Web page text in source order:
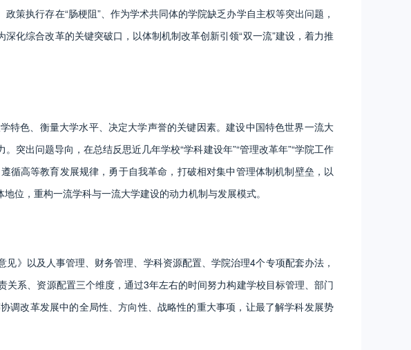
执行存在“肠梗阻”、作为学术共同体的学院缺乏办学自主权等突出问题，
化综合改革的关键突破口，以体制机制改革创新引领“双一流”建设，着力推
色、衡量大学水平、决定大学声誉的关键因素。建设中国特色世界一流大
出问题导向，在总结反思近几年学校“学科建设年”“管理改革年”“学院工作
循高等教育发展规律，勇于自我革命，打破相对集中管理体制机制壁垒，以
位，重构一流学科与一流大学建设的动力机制与发展模式。
以及人事管理、财务管理、学科资源配置、学院治理4个专项配套办法，
系、资源配置三个维度，通过3年左右的时间努力构建学校目标管理、部门
调改革发展中的全局性、方向性、战略性的重大事项，让最了解学科发展势